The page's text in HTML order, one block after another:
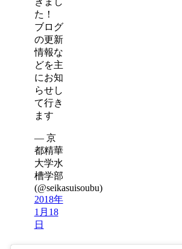
た！
ブログ
の更新
情報な
どを主
にお知
らせし
て行き
ます
— 京
都精華
大学水
槽学部
(@seikasuisoubu)
2018年
1月18
日